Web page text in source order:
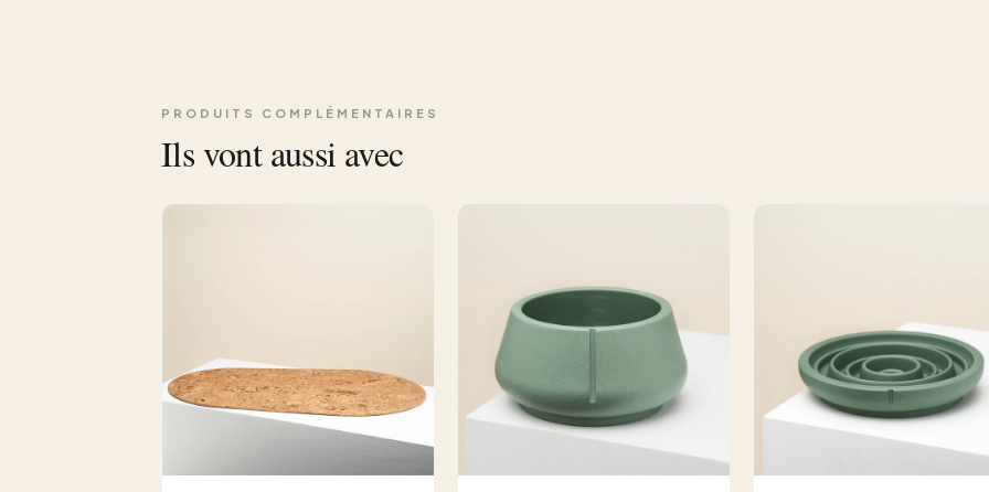
PRODUITS COMPLÉMENTAIRES
Ils vont aussi avec